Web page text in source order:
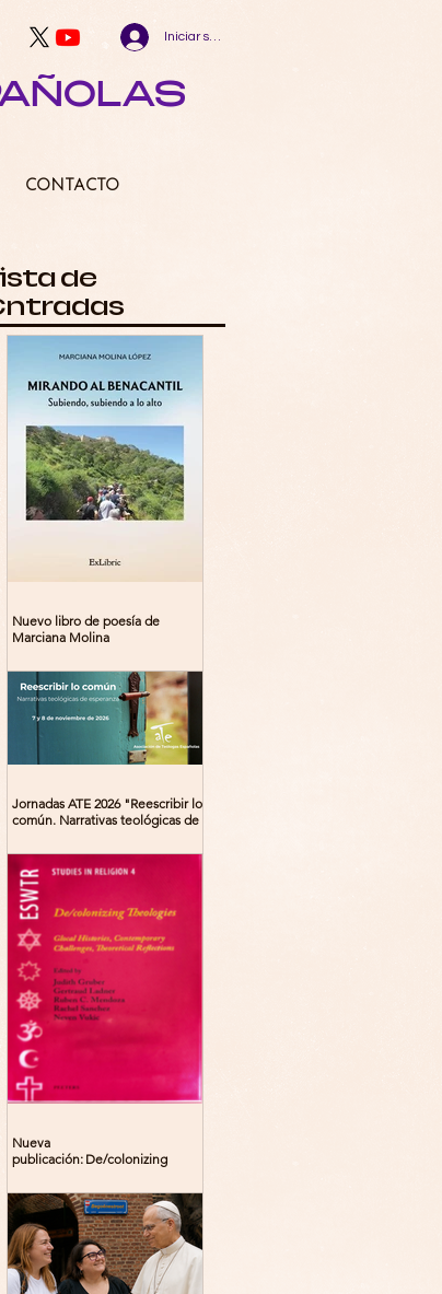
Iniciar sesión
Nuevo libro de poesía de
Marciana Molina
Jornadas ATE 2026 "Reescribir lo
común. Narrativas teológicas de
Madrid
Nueva
publicación: De/colonizing
Contemporary Challenges,
Theoretical Reflections
de
CONTACTO